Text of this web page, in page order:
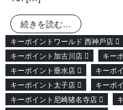
続きを読む… from ゴール
キーポイントワールド ⻄神戶店
キーポイント加古川店
キー
キーポイント垂水店
キーポ
キーポイント太子店
キーポ
キーポイント尼崎猪名寺店